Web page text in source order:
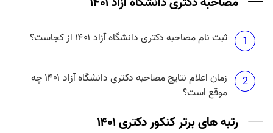
1 ثبت نام مصاحبه دکتری دانشگاه آزاد ۱۴۰۱ از کجاست؟
2
زمان اعلام نتایج مصاحبه دکتری دانشگاه آزاد ۱۴۰۱ چه
موقع است؟
رتبه های برتر کنکور دکتری ۱۴۰۱